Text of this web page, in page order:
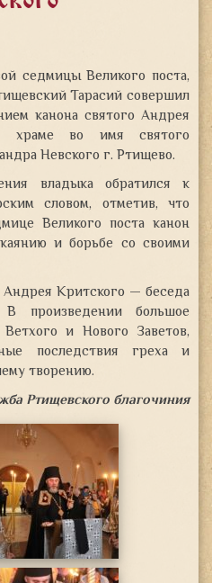
седмицы Великого поста,
Тарасий совершил
канона святого Андрея
храме во имя святого
Невского г. Ртищево.
владыка обратился к
словом, отметив, что
Великого поста канон
и борьбе со своими
Критского — беседа
произведении большое
и Нового Заветов,
последствия греха и
творению.
Ртищевского благочиния